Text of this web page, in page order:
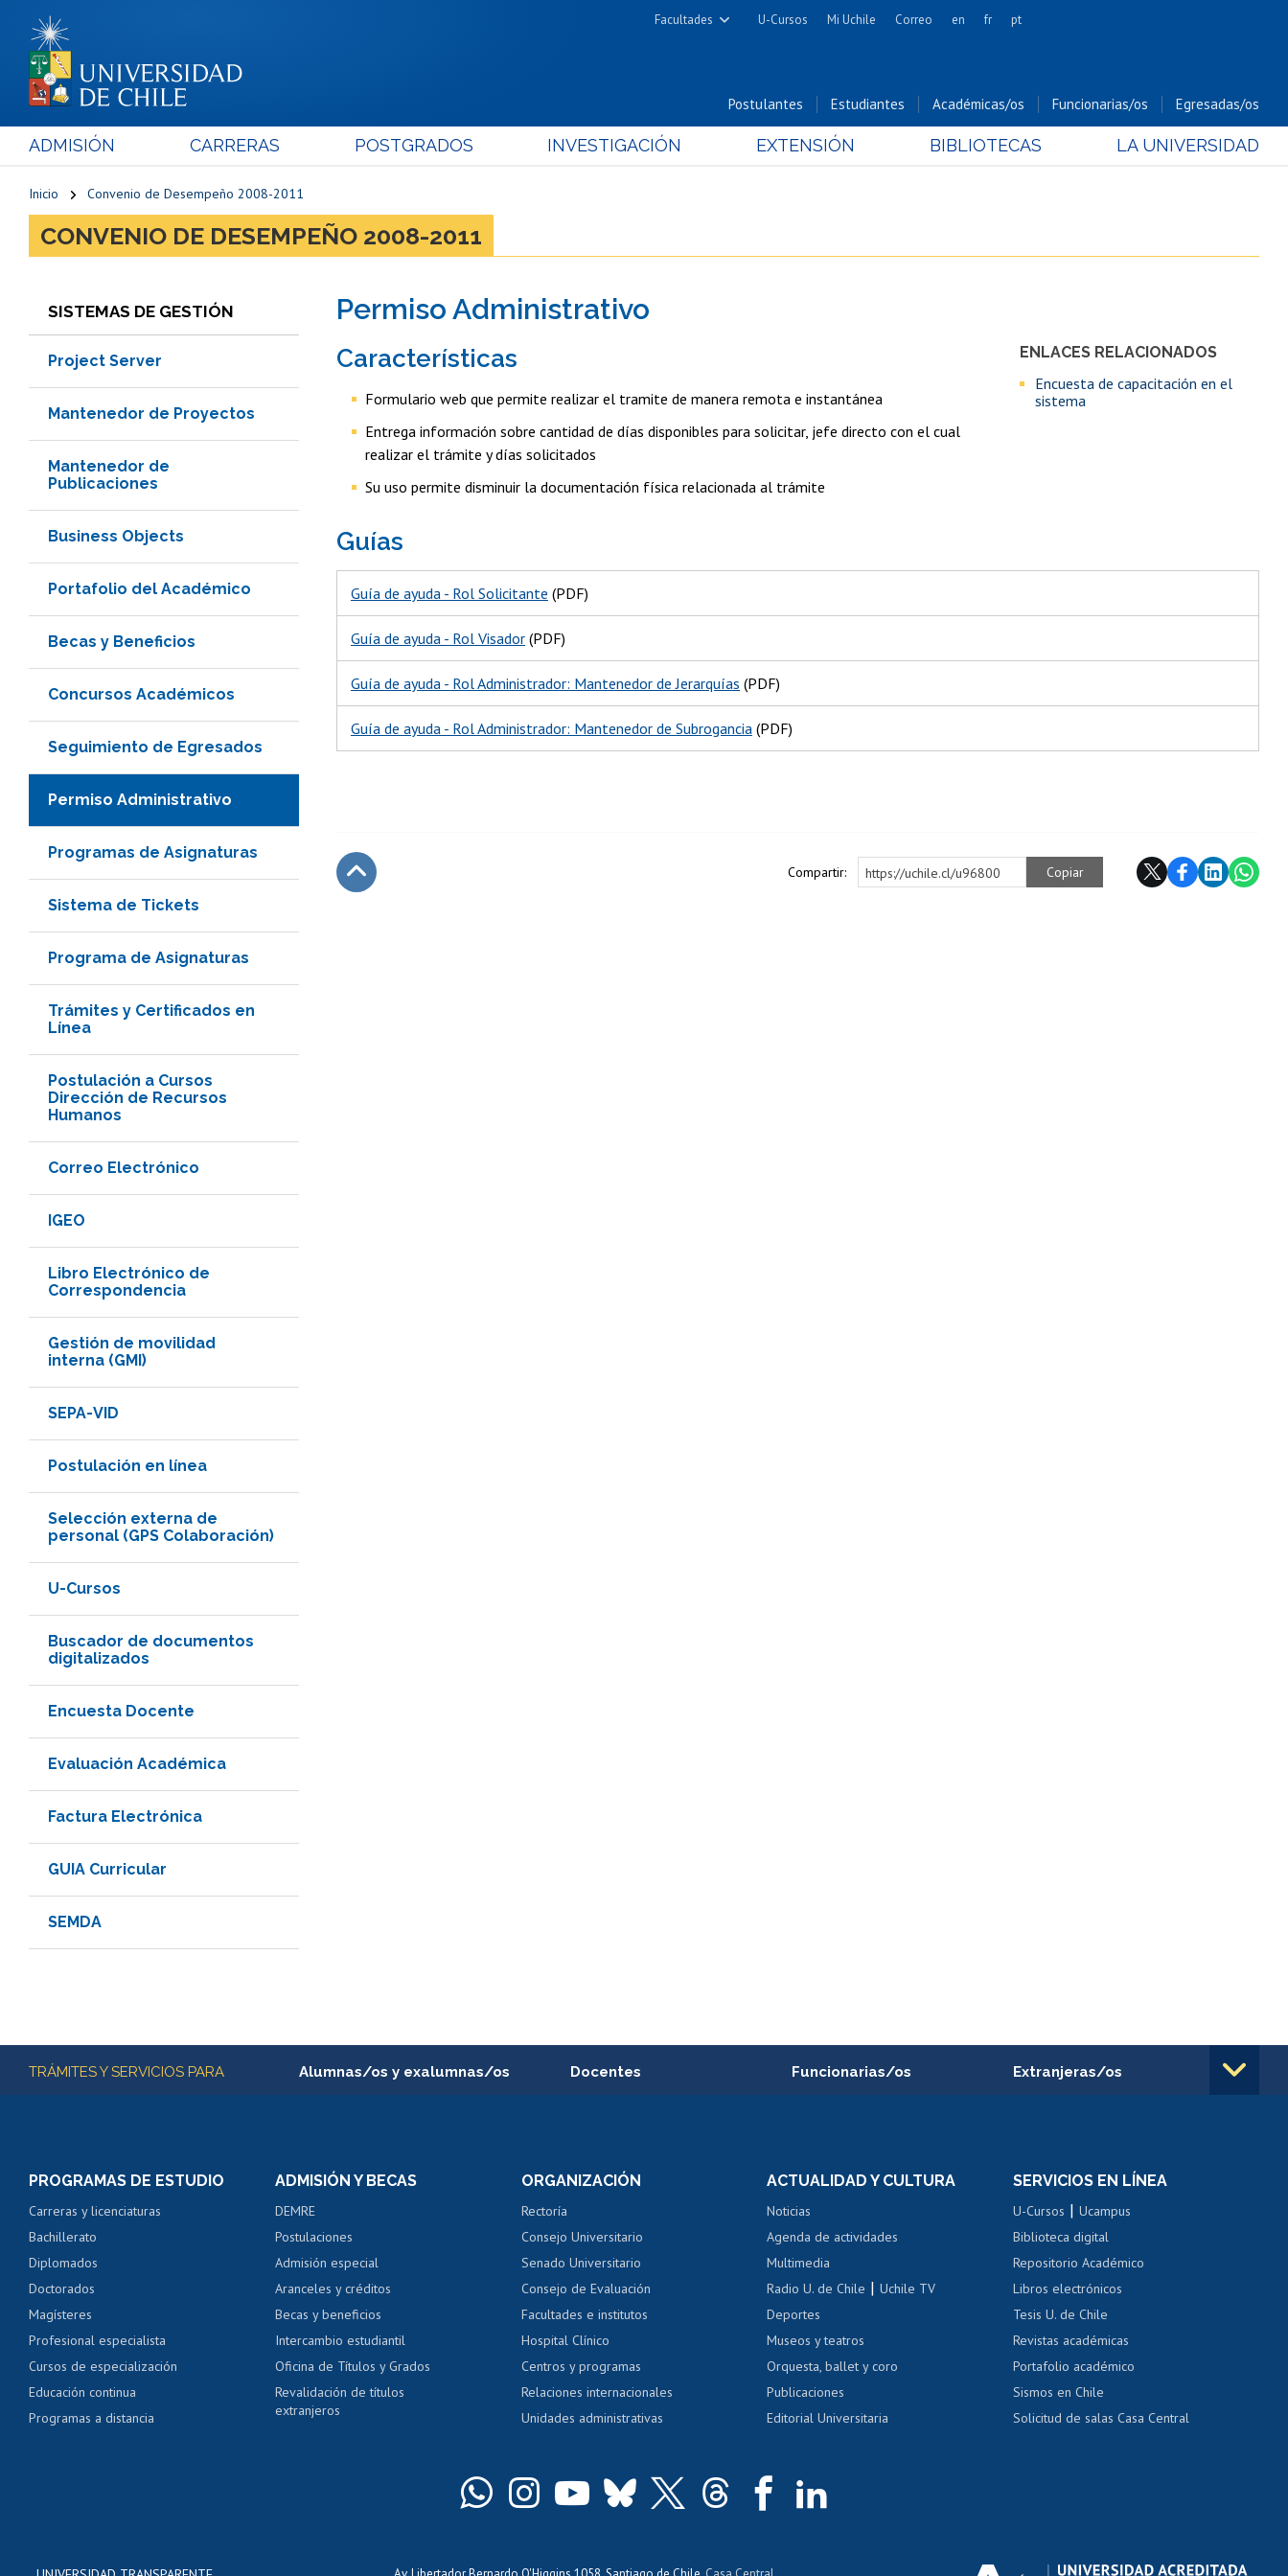
Facultades
Cs. Físicas y Matemáticas
Cs. Forestales y Conservación
Cs. Químicas y Farmacéuticas
Cs. Sociales
Hospital Clínico
U-Cursos Mi Uchile Correo en fr pt
Postulantes Estudiantes Académicas/os Funcionarias/os Egresadas/os
ADMISIÓN CARRERAS POSTGRADOS INVESTIGACIÓN EXTENSIÓN BIBLIOTECAS LA UNIVERSIDAD
Inicio Convenio de Desempeño 2008-2011
CONVENIO DE DESEMPEÑO 2008-2011
SISTEMAS DE GESTIÓN
Project Server
Mantenedor de Proyectos
Mantenedor de
Publicaciones
Business Objects
Portafolio del Académico
Becas y Beneficios
Concursos Académicos
Seguimiento de Egresados
Permiso Administrativo
Programas de Asignaturas
Sistema de Tickets
Programa de Asignaturas
Trámites y Certificados en
Línea
Postulación a Cursos
Dirección de Recursos
Humanos
Correo Electrónico
IGEO
Libro Electrónico de
Correspondencia
Gestión de movilidad
interna (GMI)
SEPA-VID
Postulación en línea
Selección externa de
personal (GPS Colaboración)
U-Cursos
Buscador de documentos
digitalizados
Encuesta Docente
Evaluación Académica
Factura Electrónica
GUIA Curricular
SEMDA
Permiso Administrativo
ENLACES RELACIONADOS
Encuesta de capacitación en el
sistema
Características
Formulario web que permite realizar el tramite de manera remota e instantánea
Entrega información sobre cantidad de días disponibles para solicitar, jefe directo con el cual
realizar el trámite y días solicitados
Su uso permite disminuir la documentación física relacionada al trámite
Guías
Guía de ayuda - Rol Solicitante (PDF)
Guía de ayuda - Rol Visador (PDF)
Guía de ayuda - Rol Administrador: Mantenedor de Jerarquías (PDF)
Guía de ayuda - Rol Administrador: Mantenedor de Subrogancia (PDF)
Compartir: https://uchile.cl/u96800 Copiar
Más información
TRÁMITES Y SERVICIOS PARA Alumnas/os y exalumnas/os
Servicio médico y dental
Pago de arancel y crédito alumnos
Pago de arancel y crédito exalumnos
Certificado de títulos y grados
Docentes
Perfeccionamiento
Evaluación docente
Calificación académica
Postulación al AUCAI
Funcionarias/os
Portal de movilidad interna
Certificado de renta
Certificado de renta
Extranjeras/os
Cursos de español
Mi Uchile Ayuda tecnológica Tarjeta TUI Acoso laboral, sexual y violencia Denuncias administrativas
PROGRAMAS DE ESTUDIO
Carreras y licenciaturas
Bachillerato
Diplomados
Doctorados
Magísteres
Profesional especialista
Cursos de especialización
Educación continua
Programas a distancia
ADMISIÓN Y BECAS
DEMRE
Postulaciones
Admisión especial
Aranceles y créditos
Becas y beneficios
Intercambio estudiantil
Oficina de Títulos y Grados
Revalidación de títulos
extranjeros
ORGANIZACIÓN
Rectoría
Consejo Universitario
Senado Universitario
Consejo de Evaluación
Facultades e institutos
Hospital Clínico
Centros y programas
Relaciones internacionales
Unidades administrativas
ACTUALIDAD Y CULTURA
Noticias
Agenda de actividades
Multimedia
Radio U. de Chile |Uchile TV
Deportes
Museos y teatros
Orquesta, ballet y coro
Publicaciones
Editorial Universitaria
SERVICIOS EN LÍNEA
U-Cursos |Ucampus
Biblioteca digital
Repositorio Académico
Libros electrónicos
Tesis U. de Chile
Revistas académicas
Portafolio académico
Sismos en Chile
Solicitud de salas Casa Central